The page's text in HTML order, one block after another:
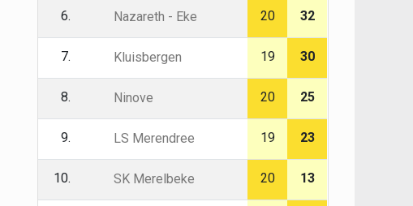
6. Nazareth - Eke 20 32
7. Kluisbergen 19 30
8. Ninove 20 25
9. LS Merendree 19 23
10. SK Merelbeke 20 13